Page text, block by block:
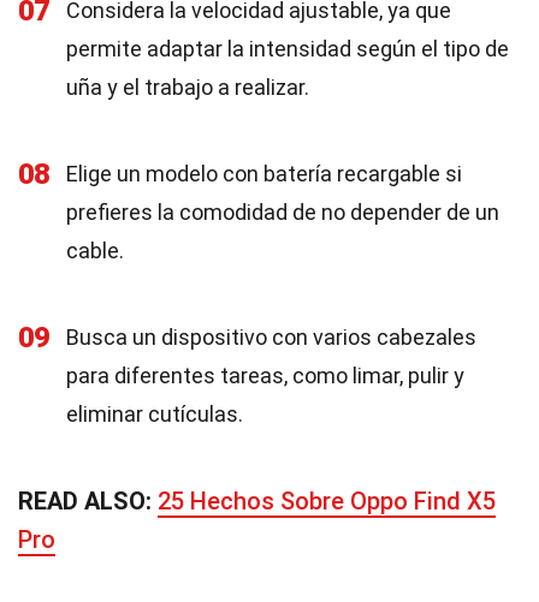
07
Considera la velocidad ajustable, ya que
permite adaptar la intensidad según el tipo de
uña y el trabajo a realizar.
08
Elige un modelo con batería recargable si
prefieres la comodidad de no depender de un
cable.
09
Busca un dispositivo con varios cabezales
para diferentes tareas, como limar, pulir y
eliminar cutículas.
READ ALSO: 25 Hechos Sobre Oppo Find X5
Pro